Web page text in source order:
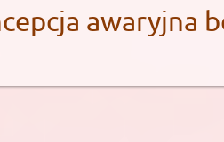
awaryjna